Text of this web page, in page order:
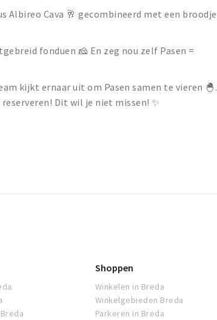
Albireo Cava 🥂 gecombineerd met een broodje
fonduen 🧀 En zeg nou zelf Pasen =
kijkt ernaar uit om Pasen samen te vieren 🐣.
Dit wil je niet missen! ✨
Shoppen
Winkelen in Breda
Winkelgebieden Breda
Parkeren in Breda